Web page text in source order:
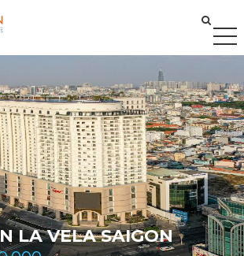
LA VELA SAIGON